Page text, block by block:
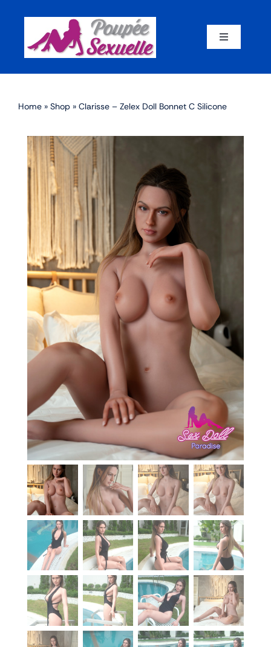
content
Toggle
Par corps
Par marque
Par matériaux
Par taille
Sex dolls en promotion
En stock
Aide
Guides
Paiement
Contact
Livraison
À propos
Blog
Home » Shop » Clarisse – Zelex Doll Bonnet C Silicone